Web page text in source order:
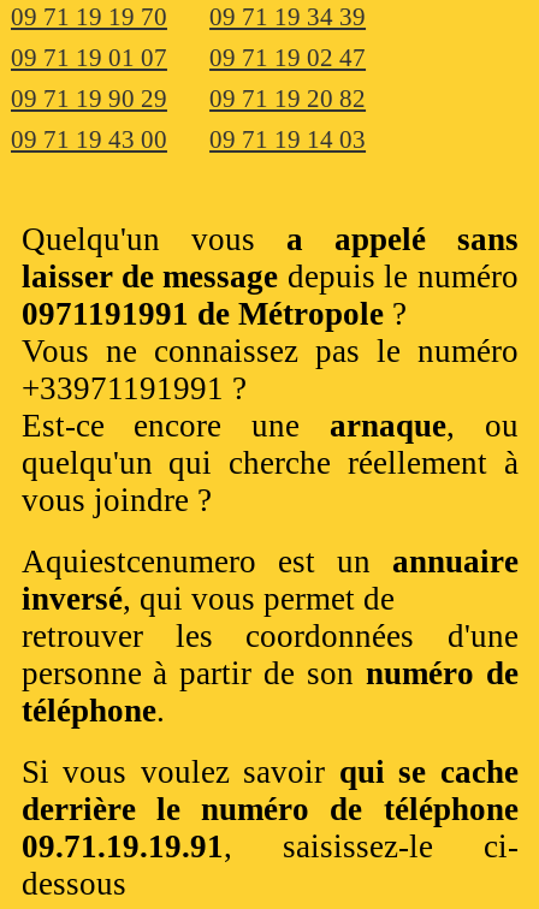
09 71 19 19 70
09 71 19 34 39
09 71 19 01 07
09 71 19 02 47
09 71 19 90 29
09 71 19 20 82
09 71 19 43 00
09 71 19 14 03
Quelqu'un vous a appelé sans
laisser de message depuis le numéro
0971191991 de Métropole?
Vous ne connaissez pas le numéro
+33971191991 ?
Est-ce encore une arnaque, ou
quelqu'un qui cherche réellement à
vous joindre ?
Aquiestcenumero est un annuaire
inversé, qui vous permet de
retrouver les coordonnées d'une
personne à partir de son numéro de
téléphone.
Si vous voulez savoir qui se cache
derrière le numéro de téléphone
09.71.19.19.91, saisissez-le ci-
dessous